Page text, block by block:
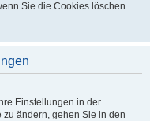
Sie die Cookies löschen.
Einstellungen in der
zu ändern, gehen Sie in den